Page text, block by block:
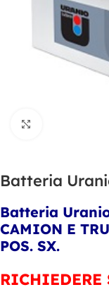
Batteria
Batteria
CAMION E
POS. SX.
RICHIEDERE